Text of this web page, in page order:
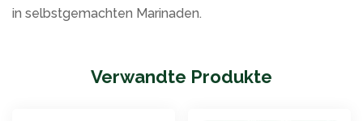
in selbstgemachten Marinaden.
Verwandte Produkte